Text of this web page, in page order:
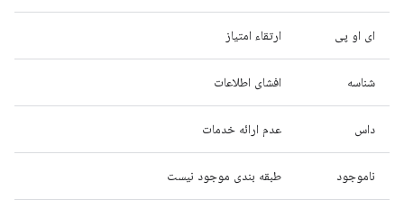
ای او پی ارتقاء امتیاز
شناسه افشای اطلاعات
داس عدم ارائه خدمات
ناموجود طبقه بندی موجود نیست